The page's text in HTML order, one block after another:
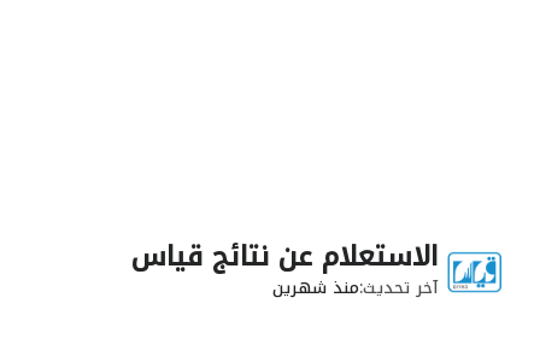
الاستعلام عن نتائج قياس
آخر تحديثمنذ شهرين